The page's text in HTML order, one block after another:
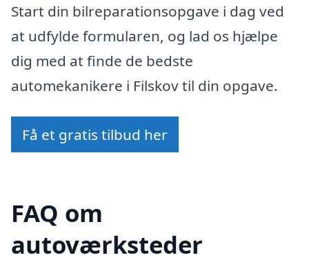
Start din bilreparationsopgave i dag ved
at udfylde formularen, og lad os hjælpe
dig med at finde de bedste
automekanikere i Filskov til din opgave.
Få et gratis tilbud her
FAQ om
autoværksteder